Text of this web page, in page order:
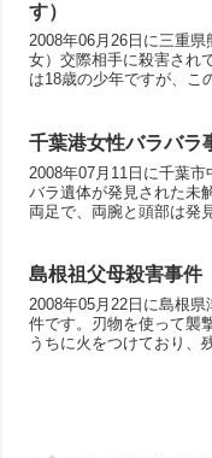
す）
2008年06月26日に三重
女）交際相手に殺害され
は18歳の少年ですが、こ
住所不定無職です。この
とか、ネット詐欺とか、
千葉港女性バラバラ
2008年07月11日に千葉
バラ遺体が発見された未
両足で、両腕と頭部は発
メな内容を要約するよう
犯人逮捕に期待しましょ
島根祖父母殺害事件
2008年05月22日に島根
件です。刃物を使って襲
うちに火をつけており、